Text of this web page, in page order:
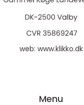
web: www.klikko.dk
Menu